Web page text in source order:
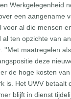
Werkgelegenheid
een aangename
voor al die mensen
ten opzichte van
''Met maatregelen
deze
de hoge kosten
is. Het UWV betaalt
blijft in dienst